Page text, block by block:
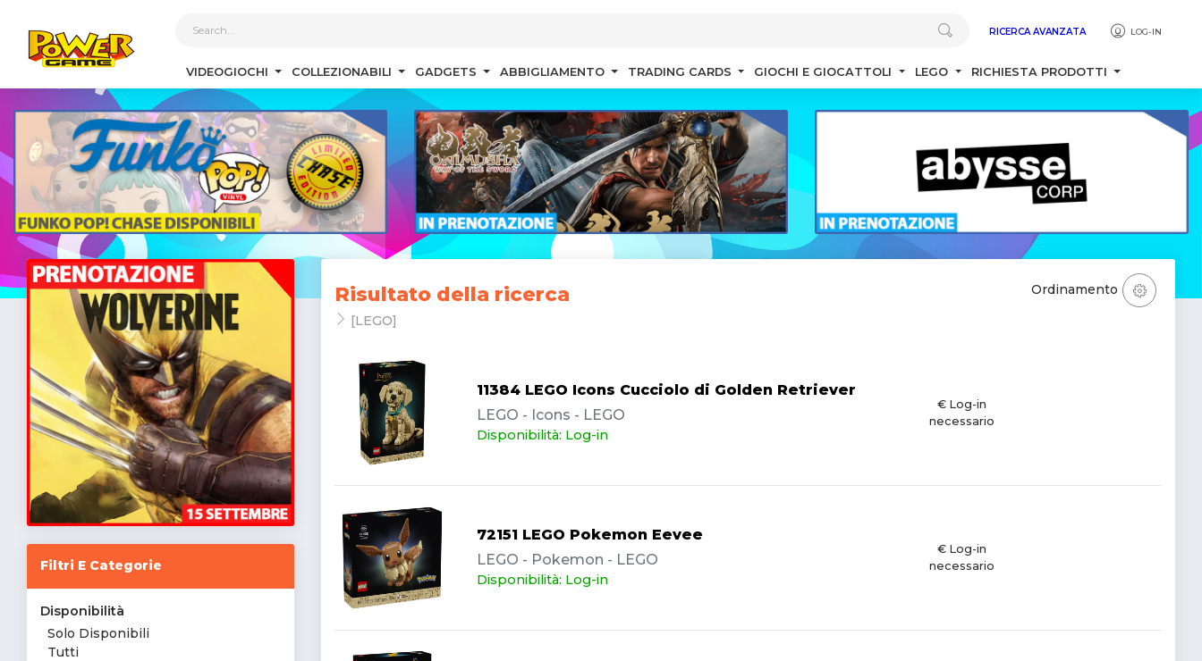
RICERCA AVANZATA LOG-IN
VIDEOGIOCHI COLLEZIONABILI GADGETS ABBIGLIAMENTO TRADING CARDS GIOCHI E GIOCATTOLI LEGO RICHIESTA PRODOTTI
Filtri E Categorie
Disponibilità
Solo Disponibili
Tutti
Risultato della ricerca
[LEGO]
Ordinamento
11384 LEGO Icons Cucciolo di Golden Retriever
LEGO - Icons - LEGO
Disponibilità: Log-in
€ Log-in
necessario
72151 LEGO Pokemon Eevee
LEGO - Pokemon - LEGO
Disponibilità: Log-in
€ Log-in
necessario